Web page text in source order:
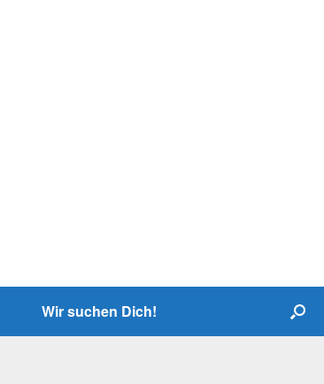
Wir suchen Dich!